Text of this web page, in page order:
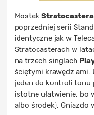
Mostek Stratocastera
poprzedniej serii
identyczne jak w
Stratocasterach w
na trzech singlach
ściętymi krawędziami.
jeden do kontroli tonu
istotne ułatwienie, bo
albo środek). Gniazdo